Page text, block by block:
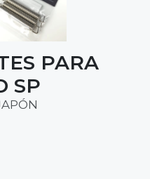
PARA
SP